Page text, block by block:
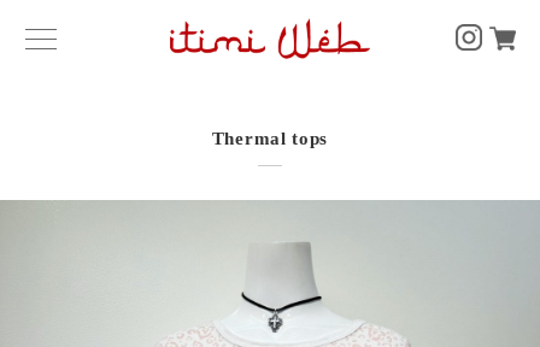
Thermal tops